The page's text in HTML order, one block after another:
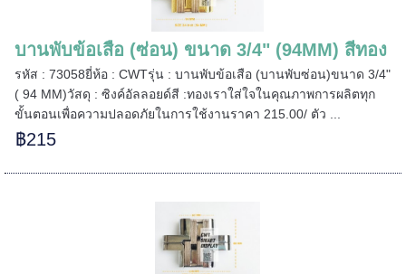
บานพับข้อเสือ (ซ่อน) ขนาด 3/4" (94MM) สีทอง
รหัส : 73058ยี่ห้อ : CWTรุ่น : บานพับข้อเสือ (บานพับซ่อน)ขนาด 3/4"
( 94 MM)วัสดุ : ซิงค์อัลลอยด์สี :ทองเราใส่ใจในคุณภาพการผลิตทุก
ขั้นตอนเพื่อความปลอดภัยในการใช้งานราคา 215.00/ ตัว ...
฿215